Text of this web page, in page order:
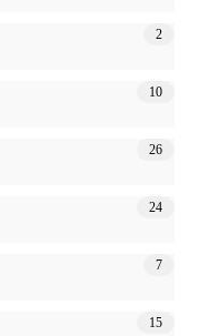
2
10
26
24
7
15